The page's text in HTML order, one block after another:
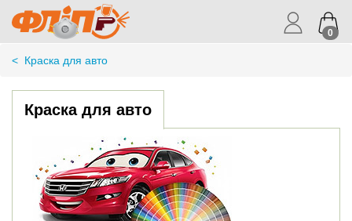
0
< Краска для авто
Краска для авто